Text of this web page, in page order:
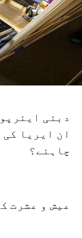
دبئی
ان ایریا
چاہئے؟
عیش و عشرت